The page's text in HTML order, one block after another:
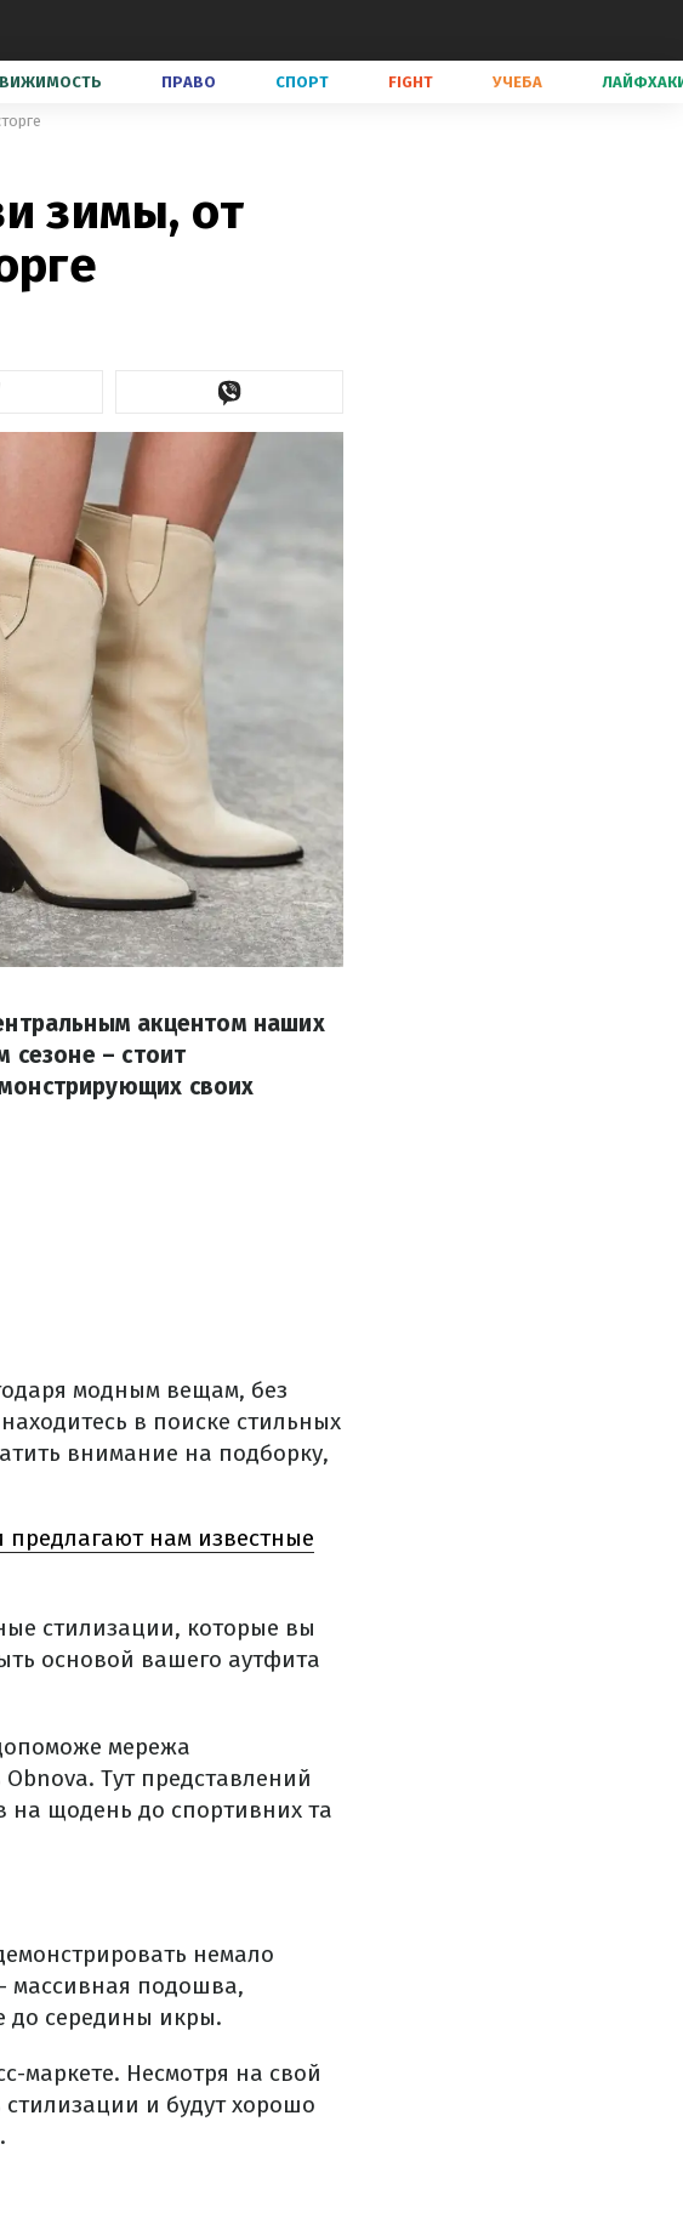
ПРАВО СПОРТ FIGHT УЧЕБА
зимы, от
акцентом наших
сезоне – стоит
своих
модным вещам, без
в поиске стильных
внимание на подборку,
предлагают нам известные
стилизации, которые вы
основой вашего аутфита
мережа
Obnova. Тут представлений
на щодень до спортивних та
немало
массивная подошва,
до середины икры.
маркете. Несмотря на свой
и будут хорошо